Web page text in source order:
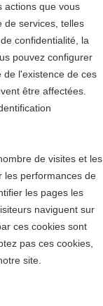
actions que vous
de services, telles
confidentialité, la
pouvez configurer
l'existence de ces
être affectées.
de visites et les
les performances de
les pages les
naviguent sur
ces cookies sont
pas ces cookies,
site.